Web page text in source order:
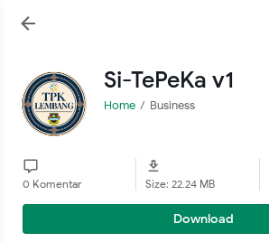
Si-TePeKa v1
Home Business
0 Komentar Size: 22.24 MB
Download